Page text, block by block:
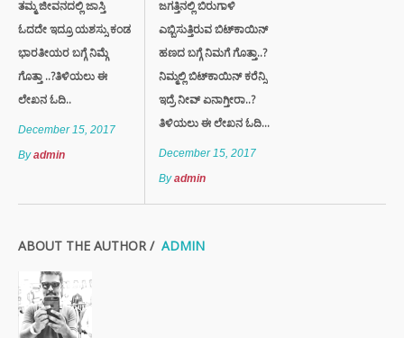
ತಮ್ಮ ಜೀವನದಲ್ಲಿ ಜಾಸ್ತಿ
ಓದದೇ ಇದ್ರೂ ಯಶಸ್ಸು ಕಂಡ
ಭಾರತೀಯರ ಬಗ್ಗೆ ನಿಮ್ಗೆ
ಗೊತ್ತಾ ..?ತಿಳಿಯಲು ಈ
ಲೇಖನ ಓದಿ..
December 15, 2017
Byadmin
ಜಗತ್ತಿನಲ್ಲಿ ಬಿರುಗಾಳಿ
ಎಬ್ಬಿಸುತ್ತಿರುವ ಬಿಟ್‌ಕಾಯಿನ್‌
ಹಣದ ಬಗ್ಗೆ ನಿಮಗೆ ಗೊತ್ತಾ..?
ನಿಮ್ಮಲ್ಲಿ ಬಿಟ್‌ಕಾಯಿನ್‌ ಕರೆನ್ಸಿ
ಇದ್ರೆ ನೀವ್ ಏನಾಗ್ತೀರಾ..?
ತಿಳಿಯಲು ಈ ಲೇಖನ ಓದಿ...
December 15, 2017
Byadmin
ABOUT THE AUTHOR / ADMIN